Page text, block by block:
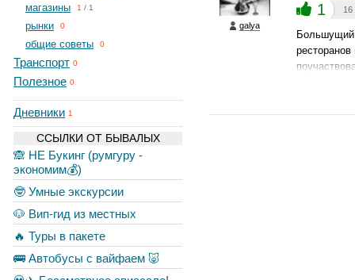
магазины 1 / 1
рынки 0
общие советы 0
Транспорт 0
Полезное 0
Дневники 1
ССЫЛКИ ОТ БЫВАЛЫХ
🙈 НЕ Букинг (румгуру -
экономим💰)
🤓 Умные экскурсии
🐶 Вип-гид из местных
🔥 Туры в пакете
🚌 Автобусы с вайфаем 🐷
galya
1 16
Большущий